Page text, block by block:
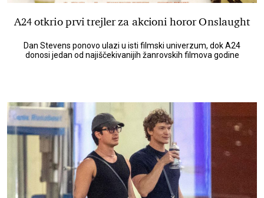
A24 otkrio prvi trejler za akcioni horor Onslaught
Dan Stevens ponovo ulazi u isti filmski univerzum, dok A24
donosi jedan od najiščekivanijih žanrovskih filmova godine